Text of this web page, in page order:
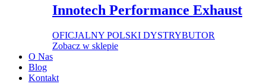
Innotech Performance Exhaust
OFICJALNY POLSKI DYSTRYBUTOR
Zobacz w sklepie
O Nas
Blog
Kontakt